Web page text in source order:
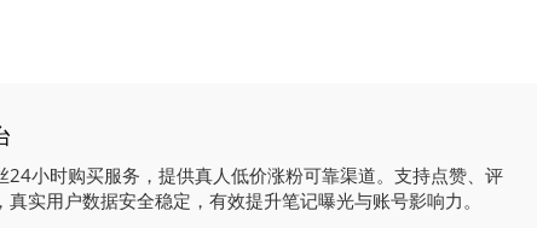
24小时购买服务，提供真人低价涨粉可靠渠道。支持点赞、评
实用户数据安全稳定，有效提升笔记曝光与账号影响力。